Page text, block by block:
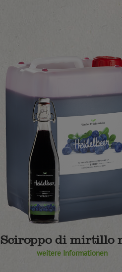
Sciroppo di mirtillo
weitere Informationen